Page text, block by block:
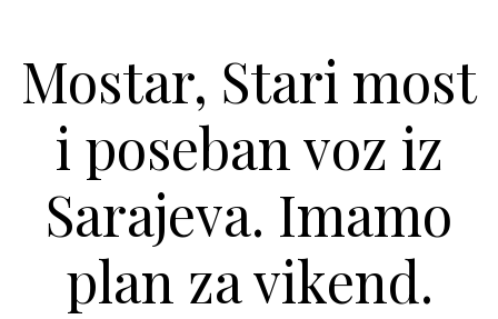
Mostar, Stari most
i poseban voz iz
Sarajeva. Imamo
plan za vikend.